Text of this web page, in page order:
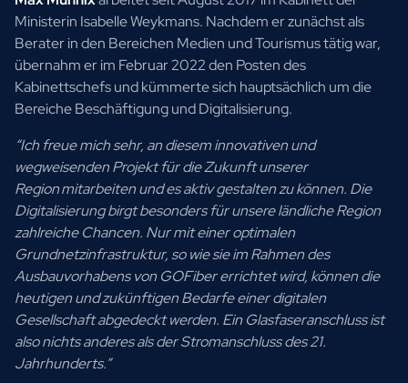
Ministerin Isabelle Weykmans. Nachdem er zunächst als
Berater in den Bereichen Medien und Tourismus tätig war,
übernahm er im Februar 2022 den Posten des
Kabinettschefs und kümmerte sich hauptsächlich um die
Bereiche Beschäftigung und Digitalisierung.
“Ich freue mich sehr, an diesem innovativen und
wegweisenden Projekt für die Zukunft unserer
Region mitarbeiten und es aktiv gestalten zu können. Die
Digitalisierung birgt besonders für unsere ländliche Region
zahlreiche Chancen. Nur mit einer optimalen
Grundnetzinfrastruktur, so wie sie im Rahmen des
Ausbauvorhabens von GOFiber errichtet wird, können die
heutigen und zukünftigen Bedarfe einer digitalen
Gesellschaft abgedeckt werden. Ein Glasfaseranschluss ist
also nichts anderes als der Stromanschluss des 21.
Jahrhunderts.”